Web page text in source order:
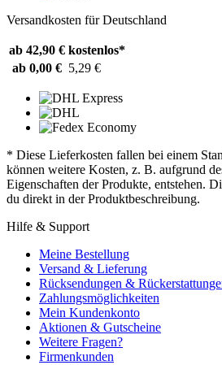
Versandkosten für Deutschland
ab 42,90 € kostenlos*
ab 0,00 € 5,29 €
* Diese Lieferkosten fallen bei einem
können weitere Kosten, z. B. aufgrund
Eigenschaften der Produkte, entstehen.
du direkt in der Produktbeschreibung.
Hilfe & Support
Meine Bestellung
Versand & Lieferung
Rücksendungen &
Zahlungsmöglichkeiten
Mein Kundenkonto
Aktionen & Gutscheine
Weitere Fragen?
Firmenkunden